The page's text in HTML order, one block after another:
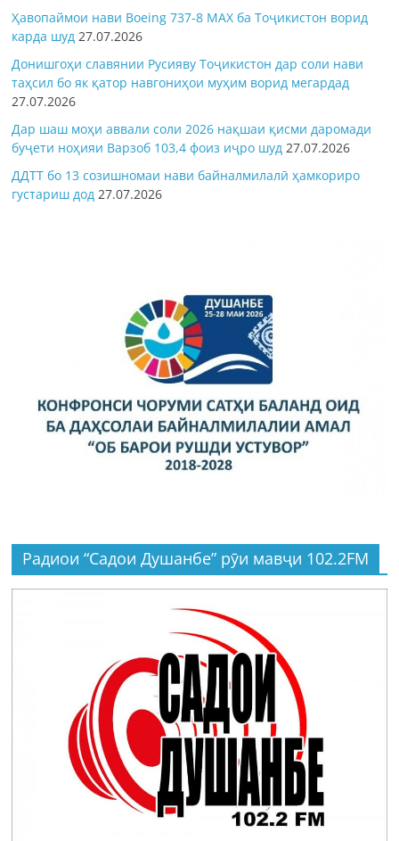
Ҳавопаймои нави Boeing 737-8 MAX ба Тоҷикистон ворид
карда шуд 27.07.2026
Донишгоҳи славянии Русияву Тоҷикистон дар соли нави
таҳсил бо як қатор навгониҳои муҳим ворид мегардад
27.07.2026
Дар шаш моҳи аввали соли 2026 нақшаи қисми даромади
буҷети ноҳияи Варзоб 103,4 фоиз иҷро шуд 27.07.2026
ДДТТ бо 13 созишномаи нави байналмилалӣ ҳамкориро
густариш дод 27.07.2026
Радиои “Садои Душанбе” рӯи мавҷи 102.2FM